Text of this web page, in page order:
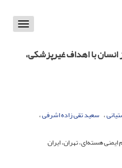
Toggle
انسان با اهداف غیرپزشکی،
سعید تقی زاده اشرفی
هسته‌ای، تهران، ایران